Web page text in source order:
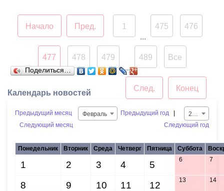
для всех
представительниц
прекрасного пола города к
Международному
женскому дню. Частным
перевозчикам
рекомендовано
присоединиться к
городской акции
Начало Пред.
1
...
475 476
477 478
479
...
489 Все
Конец
След.
Поделиться…
Календарь новостей
Предыдущий месяц
Февраль
Следующий месяц
Предыдущий год
2021
Следующий год
Понедельник Вторник Среда Четверг Пятница Суббота
1 2 3 4 5 6 7
8 9 10 11 12 13 14